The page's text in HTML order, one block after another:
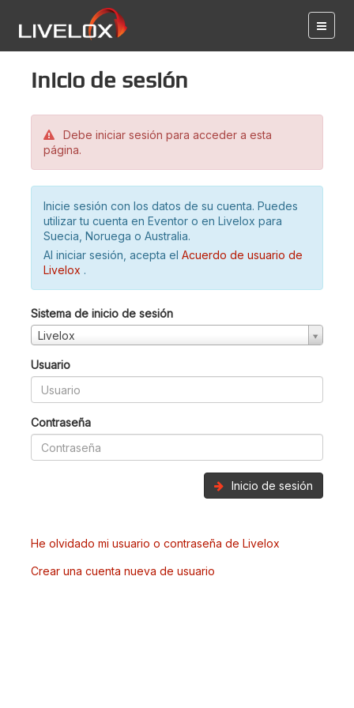
Inicio de sesión
Debe iniciar sesión para acceder a esta
página.
Inicie sesión con los datos de su cuenta. Puedes
utilizar tu cuenta en Eventor o en Livelox para
Suecia, Noruega o Australia.
Al iniciar sesión, acepta el Acuerdo de usuario de
Livelox .
Sistema de inicio de sesión
Livelox
Usuario
Contraseña
Inicio de sesión
He olvidado mi usuario o contraseña de Livelox
Crear una cuenta nueva de usuario